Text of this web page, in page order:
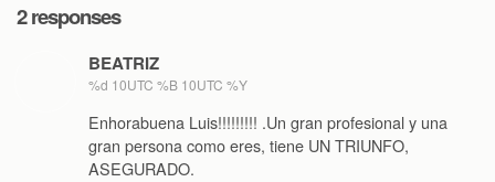
2 responses
BEATRIZ
%d 10UTC %B 10UTC %Y
Enhorabuena Luis!!!!!!!!! .Un gran profesional y una
gran persona como eres, tiene UN TRIUNFO,
ASEGURADO.